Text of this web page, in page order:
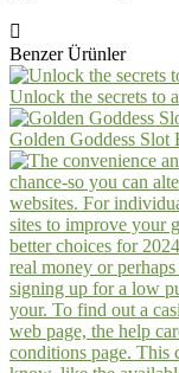
Benzer Ürünler
Unlock the secrets to
Golden Goddess